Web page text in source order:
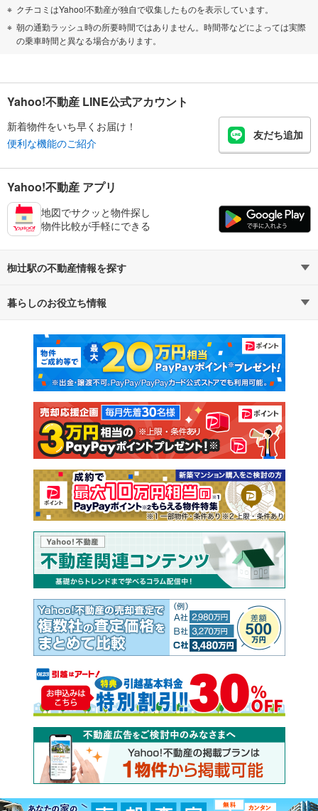
クチコミはYahoo!不動産が独自で収集したものを表示しています。
朝の通勤ラッシュ時の所要時間ではありません。時間帯などによっては実際
の乗車時間と異なる場合があります。
Yahoo!不動産 LINE公式アカウント
新着物件をいち早くお届け！
便利な機能のご紹介
友だち追加
Yahoo!不動産 アプリ
地図でサクッと物件探し
物件比較が手軽にできる
椥辻駅の不動産情報を探す
不動産・住宅
新築マンション 中古マンション
新築一戸建て 中古一戸建て
注文住宅 土地
売却査定
暮らしのお役立ち情報
マンションカタログ 教えて！住まいの先生